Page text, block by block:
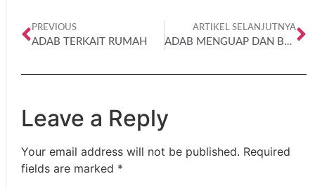
PREVIOUS
ADAB TERKAIT RUMAH
ARTIKEL SELANJUTNYA
ADAB MENGUAP DAN BERSIN
Leave a Reply
Your email address will not be published. Required
fields are marked *